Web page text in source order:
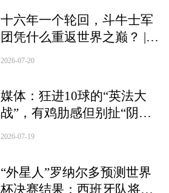
十六年一个轮回，斗牛士军
团凭什么重返世界之巅？ |
深度
2026-07-20
媒体：狂进10球的“英法大
战”，有鸡肋感但别扯“阴谋
论”
2026-07-19
“外星人”罗纳尔多预测世界
杯决赛结果：西班牙队将轻